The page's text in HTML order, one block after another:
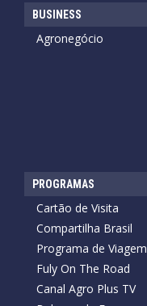
BUSINESS
Agronegócio
PROGRAMAS
Cartão de Visita
Compartilha Brasil
Programa de Viagem
Fuly On The Road
Canal Agro Plus TV